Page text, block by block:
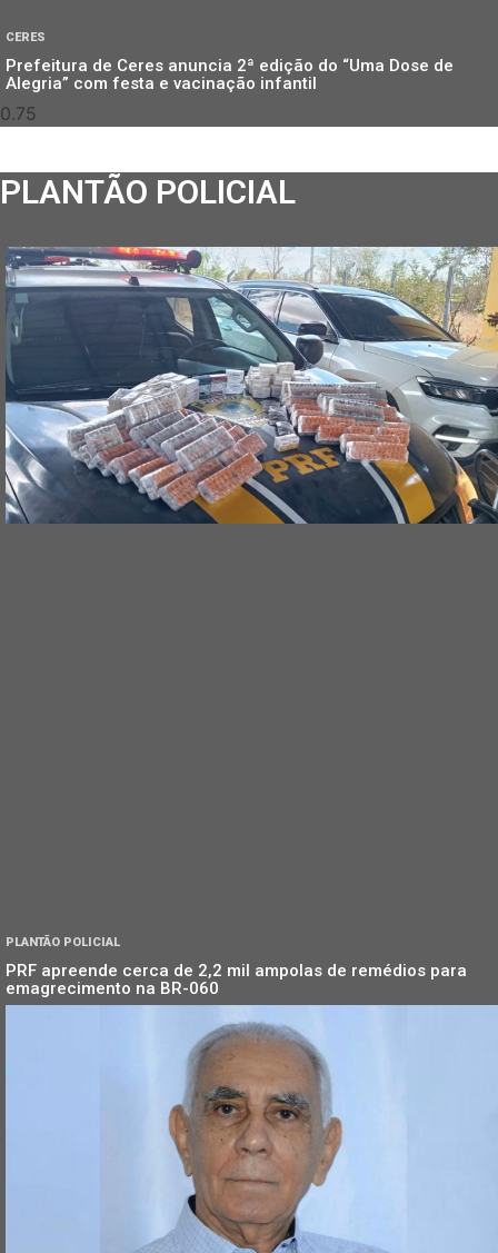
CERES
Prefeitura de Ceres anuncia 2ª edição do “Uma Dose de
Alegria” com festa e vacinação infantil
PLANTÃO POLICIAL
PLANTÃO POLICIAL
PRF apreende cerca de 2,2 mil ampolas de remédios para
emagrecimento na BR-060